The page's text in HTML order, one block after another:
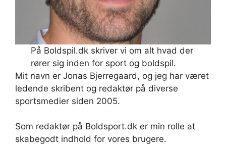
På Boldspil.dk skriver vi om alt hvad der
rører sig inden for sport og boldspil.
Mit navn er Jonas Bjerregaard, og jeg har været
ledende skribent og redaktør på diverse
sportsmedier siden 2005.
Som redaktør på Boldsport.dk er min rolle at
skabegodt indhold for vores brugere.